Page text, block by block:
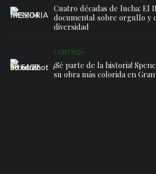
Cuatro décadas de lucha: El
documental sobre orgullo y
diversidad
LGBTTIQ+
¡Sé parte de la historia!
su obra más colorida en